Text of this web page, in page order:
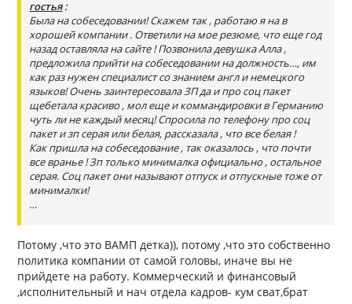
гостья:
Была на собеседовании! Скажем так , работаю я на в
хорошей компании . Ответили на мое резюме, что еще год
назад оставляла на сайте ! Позвонила девушка Алла ,
предложила прийти на собеседовании на должность…, им
как раз нужен специалист со знанием англ и немецкого
языков! Очень заинтересовала ЗП да и про соц пакет
щебетала красиво , мол еще и коммандировки в Германию
чуть ли не каждый месяц! Спросила по телефону про соц
пакет и зп серая или белая, рассказала , что все белая !
Как пришла на собеседование , так оказалось , что почти
все вранье ! Зп только минималка официально , остальное
серая. Соц пакет они называют отпуск и отпускные тоже от
минималки!
…
Потому ,что это ВАМП детка)), потому ,что это собственно
политика компании от самой головы, иначе вы не
прийдете на работу. Коммерческий и финансовый
,исполнительный и нач отдела кадров- кум сват,брат